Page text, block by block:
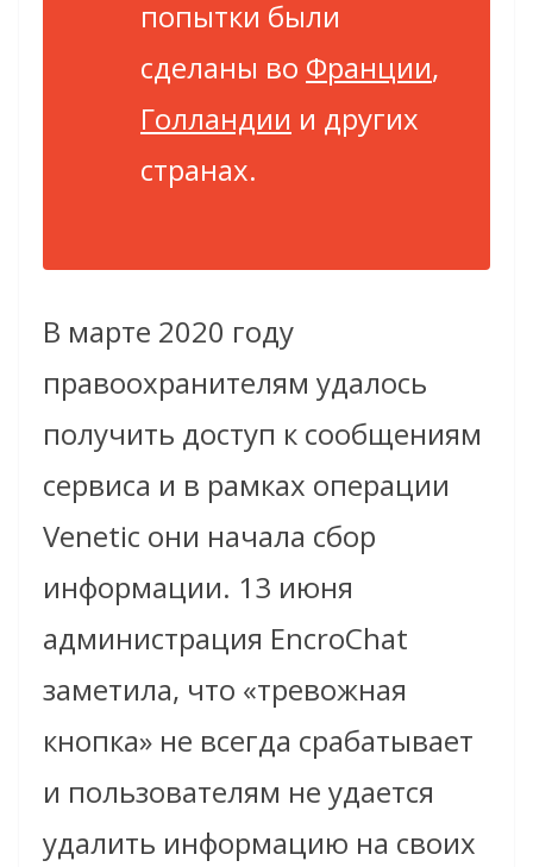
попытки были
сделаны во Франции,
Голландии и других
странах.
В марте 2020 году
правоохранителям удалось
получить доступ к сообщениям
сервиса и в рамках операции
Venetic они начала сбор
информации. 13 июня
администрация EncroChat
заметила, что «тревожная
кнопка» не всегда срабатывает
и пользователям не удается
удалить информацию на своих